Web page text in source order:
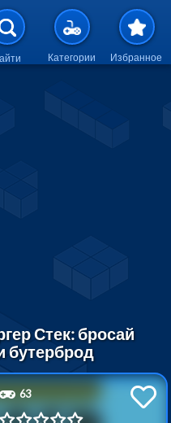
к основному
Категории Избранное
Стек: бросай
бутерброд
63